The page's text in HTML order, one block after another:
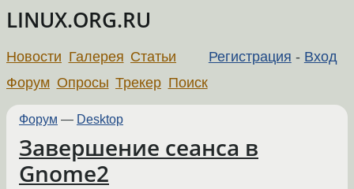
LINUX.ORG.RU
Регистрация - Вход
Новости Галерея Статьи
Форум Опросы Трекер Поиск
Форум — Desktop
Завершение сеанса в
Gnome2